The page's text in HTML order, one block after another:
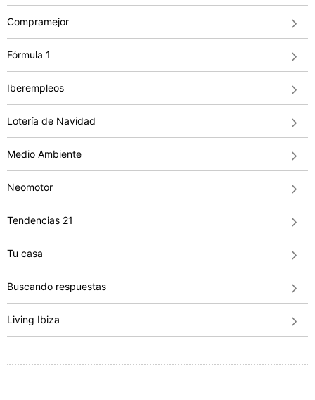
Compramejor
Fórmula 1
Iberempleos
Lotería de Navidad
Medio Ambiente
Neomotor
Tendencias 21
Tu casa
Buscando respuestas
Living Ibiza